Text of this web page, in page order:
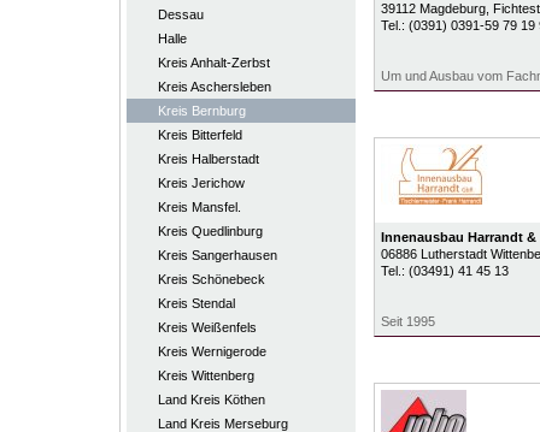
Dessau
Halle
Kreis Anhalt-Zerbst
Kreis Aschersleben
Kreis Bernburg
Kreis Bitterfeld
Kreis Halberstadt
Kreis Jerichow
Kreis Mansfel.
Kreis Quedlinburg
Kreis Sangerhausen
Kreis Schönebeck
Kreis Stendal
Kreis Weißenfels
Kreis Wernigerode
Kreis Wittenberg
Land Kreis Köthen
Land Kreis Merseburg
39112 Magdeburg,
Tel.: (0391) 0391-59 79 19
Um und Ausbau vom
Innenausbau Harrandt &
06886 Lutherstadt
Tel.: (03491) 41 45 13
Seit 1995